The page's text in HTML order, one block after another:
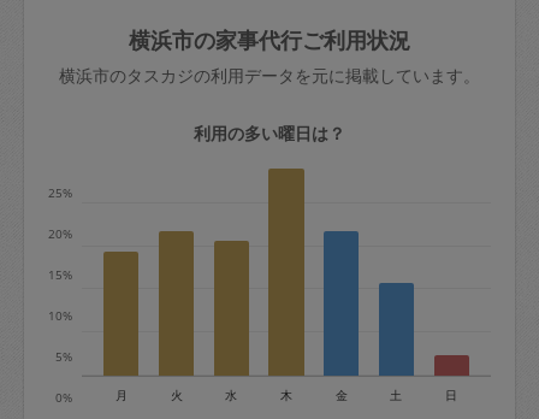
依頼者不在による当日キャンセル＝依頼
金額の100%＋交通費全額
※例：依頼日時／土曜日午前9時開始の場
50%
金曜日9時～土曜日8時まで＝依頼金額の
＋交通費全額
依頼者不在による当日キャンセル＝依頼
きた場合は損害保険の対象外となるので
ご注意ください。
玉、など
あわせてこちらも参照ください：初めて
はありますか？
横浜市の家事代行ご利用状況
横浜市のタスカジの利用データを元に掲載しています。
利用の多い曜日は？
0%
5%
10%
15%
20%
25%
月 火 水 木 金 土 日